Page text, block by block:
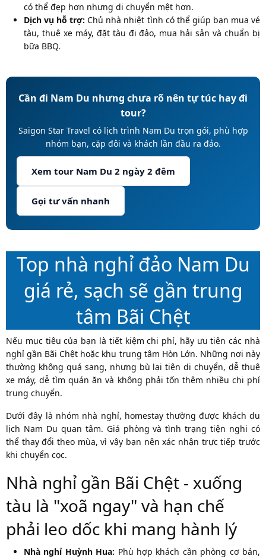
có thể đẹp hơn nhưng di chuyển mệt hơn.
Dịch vụ hỗ trợ: Chủ nhà nhiệt tình có thể giúp bạn mua vé
tàu, thuê xe máy, đặt tàu đi đảo, mua hải sản và chuẩn bị
bữa BBQ.
Cần đi Nam Du nhưng chưa rõ nên tự túc hay đi
tour?
Saigon Star Travel có lịch trình Nam Du trọn gói, phù hợp
nhóm bạn, cặp đôi và khách lần đầu ra đảo.
Xem tour Nam Du 2 ngày 2 đêm
Gọi tư vấn nhanh
Top nhà nghỉ đảo Nam Du
giá rẻ, sạch sẽ gần trung
tâm Bãi Chệt
Nếu mục tiêu của bạn là tiết kiệm chi phí, hãy ưu tiên các nhà
nghỉ gần Bãi Chệt hoặc khu trung tâm Hòn Lớn. Những nơi này
thường không quá sang, nhưng bù lại tiện di chuyển, dễ thuê
xe máy, dễ tìm quán ăn và không phải tốn thêm nhiều chi phí
trung chuyển.
Dưới đây là nhóm nhà nghỉ, homestay thường được khách du
lịch Nam Du quan tâm. Giá phòng và tình trạng tiện nghi có
thể thay đổi theo mùa, vì vậy bạn nên xác nhận trực tiếp trước
khi chuyển cọc.
Nhà nghỉ gần Bãi Chệt - xuống
tàu là "xoã ngay" và hạn chế
phải leo dốc khi mang hành lý
Nhà nghỉ Huỳnh Hua: Phù hợp khách cần phòng cơ bản,